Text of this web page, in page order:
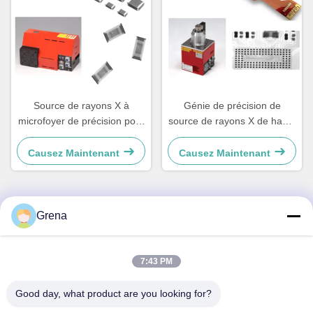
Source de rayons X à
microfoyer de précision pour
les machines d'inspection
par rayons X en ligne
Causez Maintenant
Génie de précision de
source de rayons X de haute
puissance 39W Hamamatsu
L9181-05
Causez Maintenant
Contact rapide
HepingCommunity, Rue Fuhai, District de Baoan, Shenzhen
Grena
7:43 PM
Good day, what product are you looking for?